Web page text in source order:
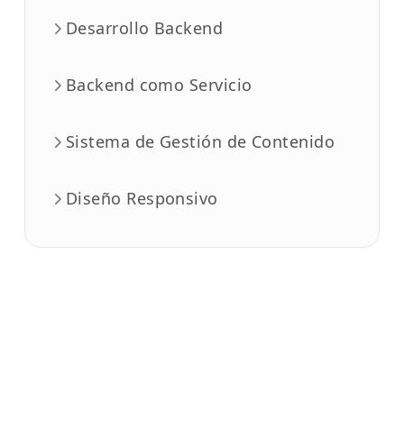
Desarrollo Backend
Backend como Servicio
Sistema de Gestión de Contenido
Diseño Responsivo